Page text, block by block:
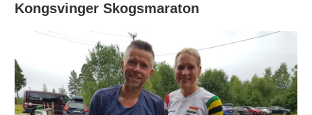
Kongsvinger Skogsmaraton